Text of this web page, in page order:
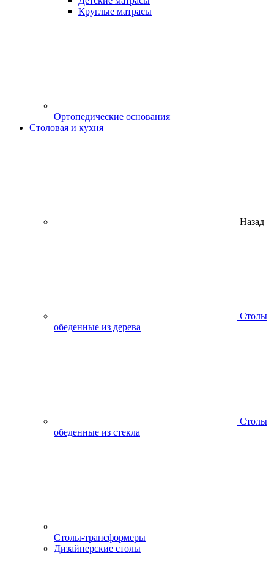
Круглые матрасы
Ортопедические основания
Столовая и кухня
Назад
Столы
обеденные из дерева
Столы
обеденные из стекла
Столы-трансформеры
Дизайнерские столы